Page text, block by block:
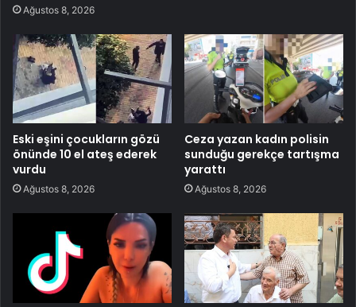
Ağustos 8, 2026
Eski eşini çocukların gözü
önünde 10 el ateş ederek
vurdu
Ağustos 8, 2026
Ceza yazan kadın polisin
sunduğu gerekçe tartışma
yarattı
Ağustos 8, 2026